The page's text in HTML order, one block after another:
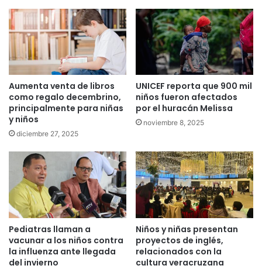
Aumenta venta de libros
como regalo decembrino,
principalmente para niñas
y niños
diciembre 27, 2025
UNICEF reporta que 900 mil
niños fueron afectados
por el huracán Melissa
noviembre 8, 2025
Pediatras llaman a
vacunar a los niños contra
la influenza ante llegada
del invierno
Niños y niñas presentan
proyectos de inglés,
relacionados con la
cultura veracruzana